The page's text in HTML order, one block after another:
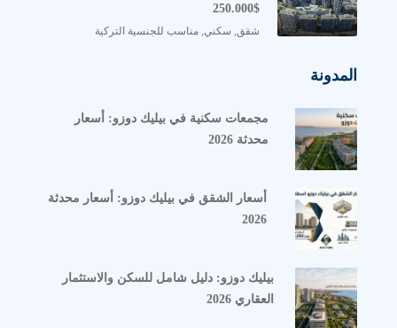
250.000$
شقق, سكني, مناسب للجنسية التركية
المدونة
مجمعات سكنية في بيليك دوزو: أسعار
محدثة 2026
أسعار الشقق في بيليك دوزو: أسعار محدثة
2026
بيليك دوزو: دليل شامل للسكن والاستثمار
العقاري 2026